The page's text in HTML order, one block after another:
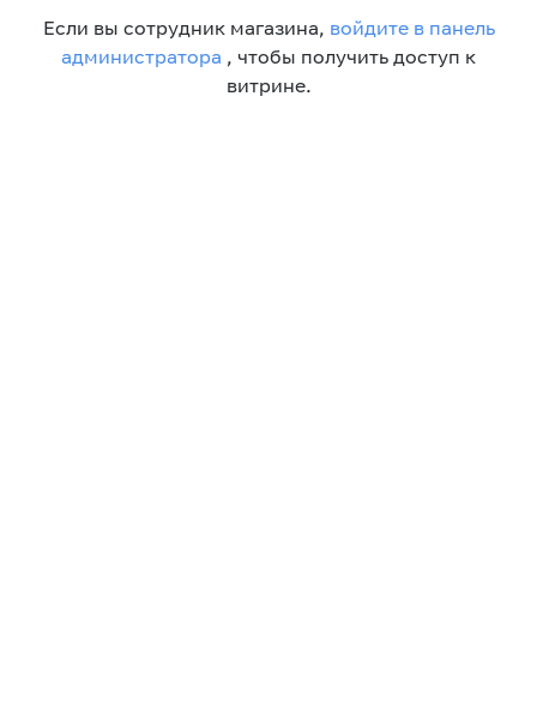
Если вы сотрудник магазина, войдите в панель
администратора , чтобы получить доступ к
витрине.